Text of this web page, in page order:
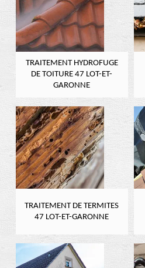
TRAITEMENT HYDROFUGE
DE TOITURE 47 LOT-ET-
GARONNE
TRAITEMENT DE TERMITES
47 LOT-ET-GARONNE